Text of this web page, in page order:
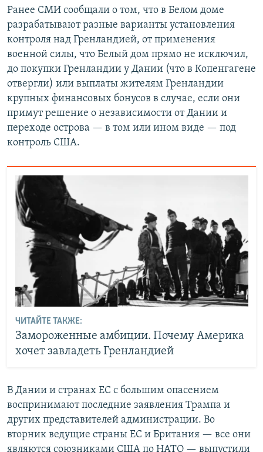
Ранее СМИ сообщали о том, что в Белом доме
разрабатывают разные варианты установления
контроля над Гренландией, от применения
военной силы, что Белый дом прямо не исключил,
до покупки Гренландии у Дании (что в Копенгагене
отвергли) или выплаты жителям Гренландии
крупных финансовых бонусов в случае, если они
примут решение о независимости от Дании и
переходе острова — в том или ином виде — под
контроль США.
ЧИТАЙТЕ ТАКЖЕ:
Замороженные амбиции. Почему Америка
хочет завладеть Гренландией
В Дании и странах ЕС с большим опасением
воспринимают последние заявления Трампа и
других представителей администрации. Во
вторник ведущие страны ЕС и Британия — все они
являются союзниками США по НАТО — выпустили